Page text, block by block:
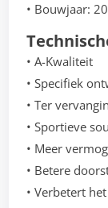
• Bouwjaar:
• A-Kwaliteit
• Specifiek
• Ter
• Sportieve
• Meer
• Betere
• Verbetert